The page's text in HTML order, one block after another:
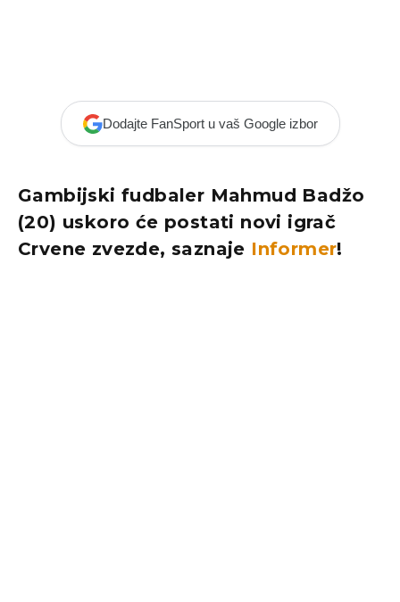
Dodajte FanSport u vaš Google izbor
Gambijski fudbaler Mahmud Badžo
(20) uskoro će postati novi igrač
Crvene zvezde, saznaje Informer!